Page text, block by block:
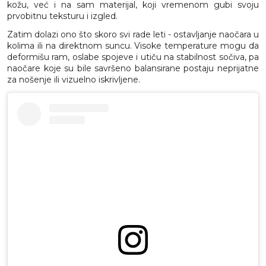
kožu, već i na sam materijal, koji vremenom gubi svoju
prvobitnu teksturu i izgled.
Zatim dolazi ono što skoro svi rade leti - ostavljanje naočara u
kolima ili na direktnom suncu. Visoke temperature mogu da
deformišu ram, oslabe spojeve i utiču na stabilnost sočiva, pa
naočare koje su bile savršeno balansirane postaju neprijatne
za nošenje ili vizuelno iskrivljene.